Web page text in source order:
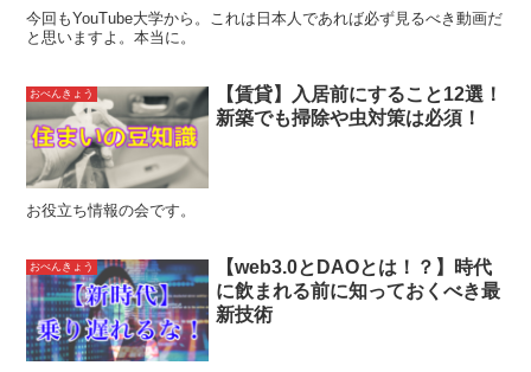
今回もYouTube大学から。これは日本人であれば必ず見るべき動画だ
と思いますよ。本当に。
おべんきょう
【賃貸】入居前にすること12選！
新築でも掃除や虫対策は必須！
お役立ち情報の会です。
おべんきょう
【web3.0とDAOとは！？】時代
に飲まれる前に知っておくべき最
新技術